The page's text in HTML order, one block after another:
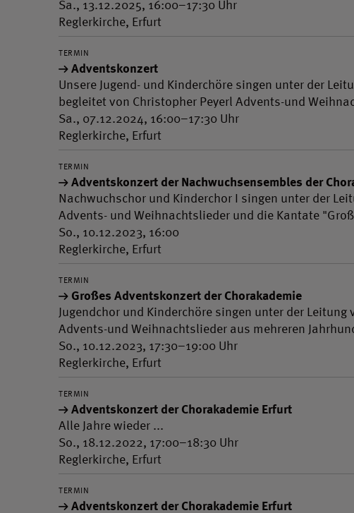
Sa., 13.12.2025, 16:00–17:30 Uhr
Reglerkirche, Erfurt
TERMIN
Adventskonzert
Unsere Jugend- und Kinderchöre singen unter der
begleitet von Christopher Peyerl Advents-und
Sa., 07.12.2024, 16:00–17:30 Uhr
Reglerkirche, Erfurt
TERMIN
Adventskonzert der Nachwuchsensembles der
Nachwuchschor und Kinderchor I singen unter der
Advents- und Weihnachtslieder und die Kantate
So., 10.12.2023, 16:00
Reglerkirche, Erfurt
TERMIN
Großes Adventskonzert der Chorakademie
Jugendchor und Kinderchöre singen unter der
Advents-und Weihnachtslieder aus mehreren
So., 10.12.2023, 17:30–19:00 Uhr
Reglerkirche, Erfurt
TERMIN
Adventskonzert der Chorakademie Erfurt
Alle Jahre wieder ...
So., 18.12.2022, 17:00–18:30 Uhr
Reglerkirche, Erfurt
TERMIN
Adventskonzert der Chorakademie Erfurt